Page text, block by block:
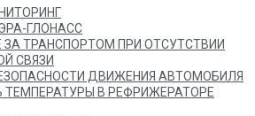
ГЛОНАСС
ЗА ТРАНСПОРТОМ ПРИ ОТСУТСТВИИ
СВЯЗИ
ДВИЖЕНИЯ АВТОМОБИЛЯ
ТЕМПЕРАТУРЫ В РЕФРИЖЕРАТОРЕ